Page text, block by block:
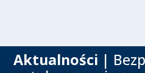
Aktualności |